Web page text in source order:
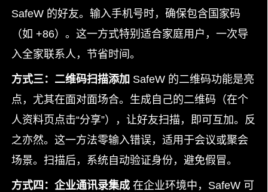
SafeW 的好友。输入手机号时，确保包含国家码
（如 +86）。这一方式特别适合家庭用户，一次导
入全家联系人，节省时间。
方式三：二维码扫描添加 SafeW 的二维码功能是亮
点，尤其在面对面场合。生成自己的二维码（在个
人资料页点击“分享”），让好友扫描，即可互加。反
之亦然。这一方法零输入错误，适用于会议或聚会
场景。扫描后，系统自动验证身份，避免假冒。
方式四：企业通讯录集成在企业环境中，SafeW 可